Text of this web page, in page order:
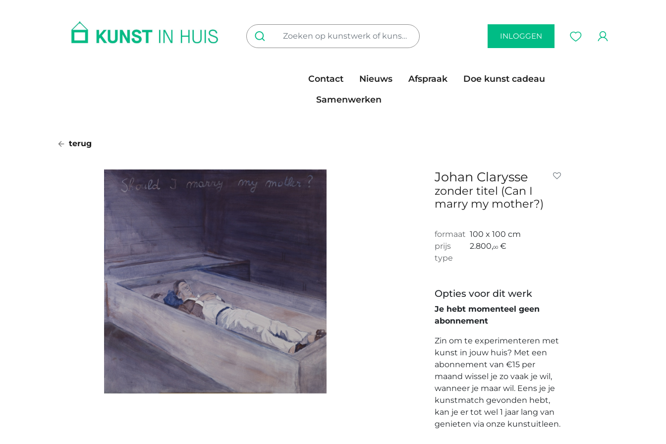
INLOGGEN
Contact Nieuws Afspraak
Doe kunst cadeau
Samenwerken
terug
Johan Clarysse
zonder titel (Can I
marry my mother?)
formaat 100 x 100 cm
prijs
2.800,00 €
type
Opties voor dit werk
Je hebt momenteel geen
abonnement
Zin om te experimenteren met
kunst in jouw huis? Met een
abonnement van €15 per
maand wissel je zo vaak je wil,
wanneer je maar wil. Eens je je
kunstmatch gevonden hebt,
kan je er tot wel 1 jaar lang van
genieten via onze kunstuitleen.